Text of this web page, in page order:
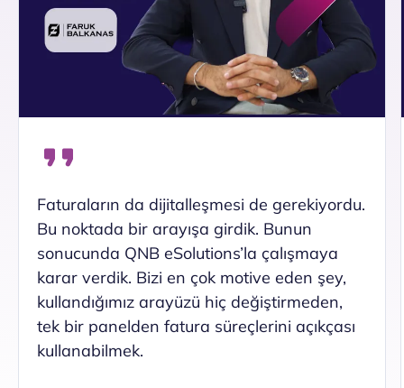
Faturaların da dijitalleşmesi de gerekiyordu.
Bu noktada bir arayışa girdik. Bunun
sonucunda QNB eSolutions’la çalışmaya
karar verdik. Bizi en çok motive eden şey,
kullandığımız arayüzü hiç değiştirmeden,
tek bir panelden fatura süreçlerini açıkçası
kullanabilmek.